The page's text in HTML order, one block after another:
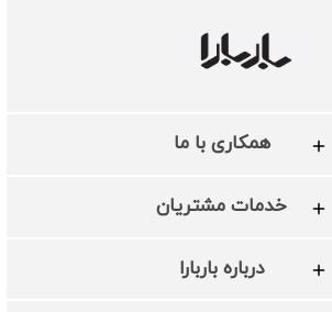
همکاری با ما
خدمات مشتریان
درباره باربارا